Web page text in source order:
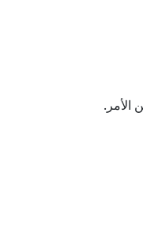
الأمر.